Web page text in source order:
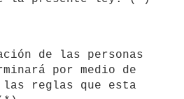
por medio de
las reglas que esta